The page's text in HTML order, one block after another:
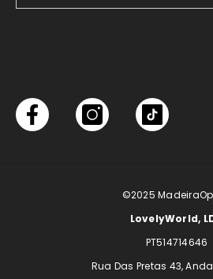
©2025
LovelyWorld,
PT514714646
Rua Das Pretas 43,